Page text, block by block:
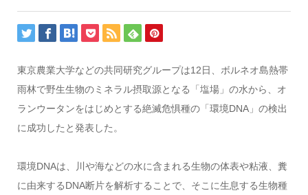
東京農業大学などの共同研究グループは12日、ボルネオ島熱帯
雨林で野生生物のミネラル摂取源となる「塩場」の水から、オ
ランウータンをはじめとする絶滅危惧種の「環境DNA」の検出
に成功したと発表した。
環境DNAは、川や海などの水に含まれる生物の体表や粘液、糞
に由来するDNA断片を解析することで、そこに生息する生物種